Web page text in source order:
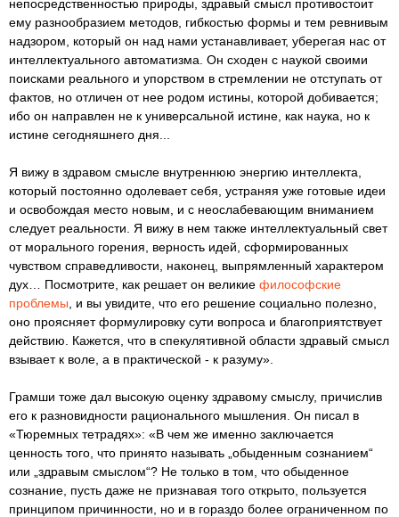
непосредственностью природы, здравый смысл противостоит
ему разнообразием методов, гибкостью формы и тем ревнивым
надзором, который он над нами устанавливает, уберегая нас от
интеллектуального автоматизма. Он сходен с наукой своими
поисками реального и упорством в стремлении не отступать от
фактов, но отличен от нее родом истины, которой добивается;
ибо он направлен не к универсальной истине, как наука, но к
истине сегодняшнего дня...
Я вижу в здравом смысле внутреннюю энергию интеллекта,
который постоянно одолевает себя, устраняя уже готовые идеи
и освобождая место новым, и с неослабевающим вниманием
следует реальности. Я вижу в нем также интеллектуальный свет
от морального горения, верность идей, сформированных
чувством справедливости, наконец, выпрямленный характером
дух… Посмотрите, как решает он великие философские
проблемы , и вы увидите, что его решение социально полезно,
оно проясняет формулировку сути вопроса и благоприятствует
действию. Кажется, что в спекулятивной области здравый смысл
взывает к воле, а в практической - к разуму».
Грамши тоже дал высокую оценку здравому смыслу, причислив
его к разновидности рационального мышления. Он писал в
«Тюремных тетрадях»: «В чем же именно заключается
ценность того, что принято называть „обыденным сознанием“
или „здравым смыслом“? Не только в том, что обыденное
сознание, пусть даже не признавая того открыто, пользуется
принципом причинности, но и в гораздо более ограниченном по